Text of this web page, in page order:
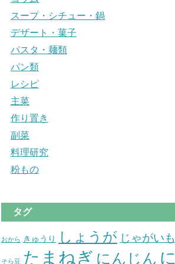
スープ・シチュー・鍋
デザート・菓子
パスタ・麺類
パン類
レシピ
主菜
作り置き
副菜
料理研究
粉もの
タグ
おから きゅうり しょうが じゃがいも
そら豆 たまねぎ にんじん に